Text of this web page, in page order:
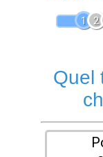
1 2
Quel